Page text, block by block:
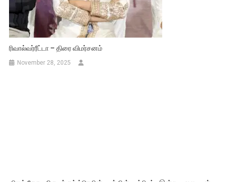
ரிவால்வர்ரீட்டா – திரை விமர்சனம்
November 28, 2025